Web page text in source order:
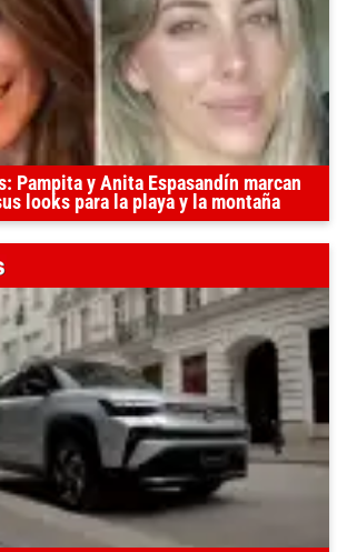
Pampita y Anita Espasandín marcan
looks para la playa y la montaña